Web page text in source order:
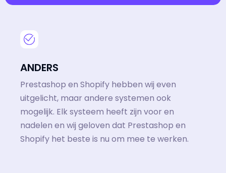
ANDERS
Prestashop en Shopify hebben wij even
uitgelicht, maar andere systemen ook
mogelijk. Elk systeem heeft zijn voor en
nadelen en wij geloven dat Prestashop en
Shopify het beste is nu om mee te werken.